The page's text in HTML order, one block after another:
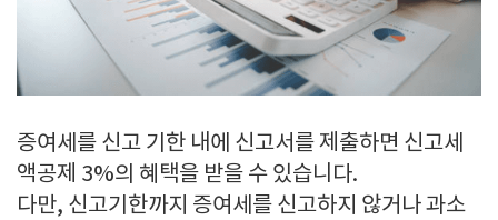
증여세를 신고 기한 내에 신고서를 제출하면 신고세
액공제 3%의 혜택을 받을 수 있습니다.
다만, 신고기한까지 증여세를 신고하지 않거나 과소